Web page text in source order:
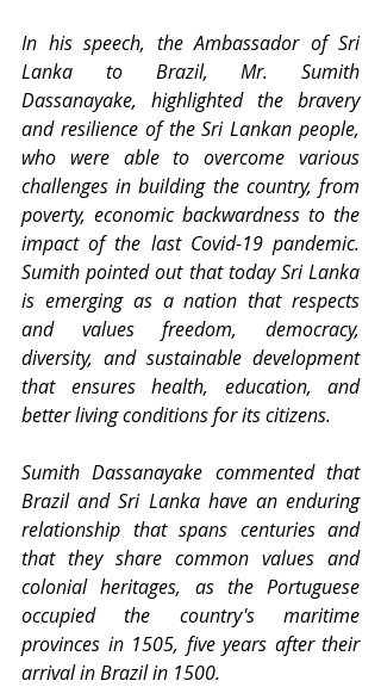
In his speech, the Ambassador of Sri
Lanka to Brazil, Mr. Sumith
Dassanayake, highlighted the bravery
and resilience of the Sri Lankan people,
who were able to overcome various
challenges in building the country, from
poverty, economic backwardness to the
impact of the last Covid-19 pandemic.
Sumith pointed out that today Sri Lanka
is emerging as a nation that respects
and values freedom, democracy,
diversity, and sustainable development
that ensures health, education, and
better living conditions for its citizens.
Sumith Dassanayake commented that
Brazil and Sri Lanka have an enduring
relationship that spans centuries and
that they share common values and
colonial heritages, as the Portuguese
occupied the country's maritime
provinces in 1505, five years after their
arrival in Brazil in 1500.